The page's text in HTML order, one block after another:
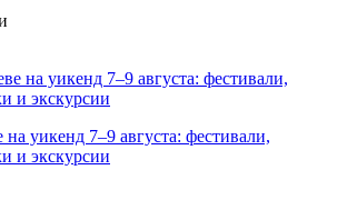
на уикенд 7–9 августа: фестивали,
и экскурсии